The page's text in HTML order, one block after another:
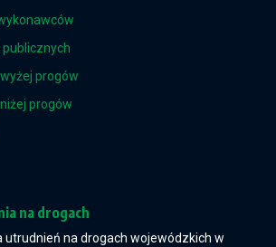
progów
progów
na drogach
utrudnień na drogach wojewódzkich w